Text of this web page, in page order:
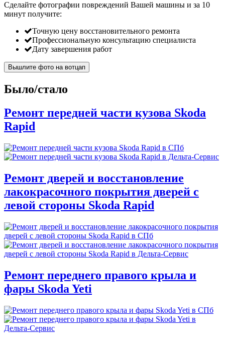
Сделайте фотографии повреждений Вашей машины и за 10
минут получите:
Точную цену восстановительного ремонта
Профессиональную консультацию специалиста
Дату завершения работ
Вышлите фото на вотцап
Было/стало
Ремонт передней части кузова Skoda
Rapid
Ремонт дверей и восстановление
лакокрасочного покрытия дверей с
левой стороны Skoda Rapid
Ремонт переднего правого крыла и
фары Skoda Yeti